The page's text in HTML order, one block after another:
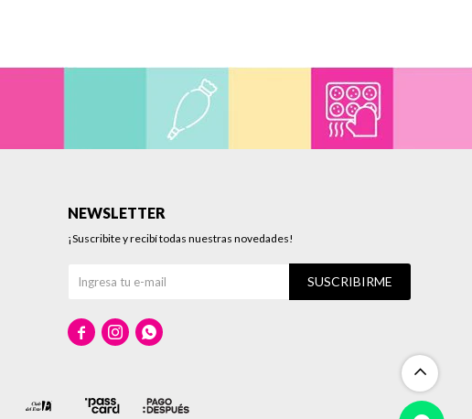
NEWSLETTER
¡Suscribite y recibí todas nuestras novedades!
SUSCRIBIRME
  